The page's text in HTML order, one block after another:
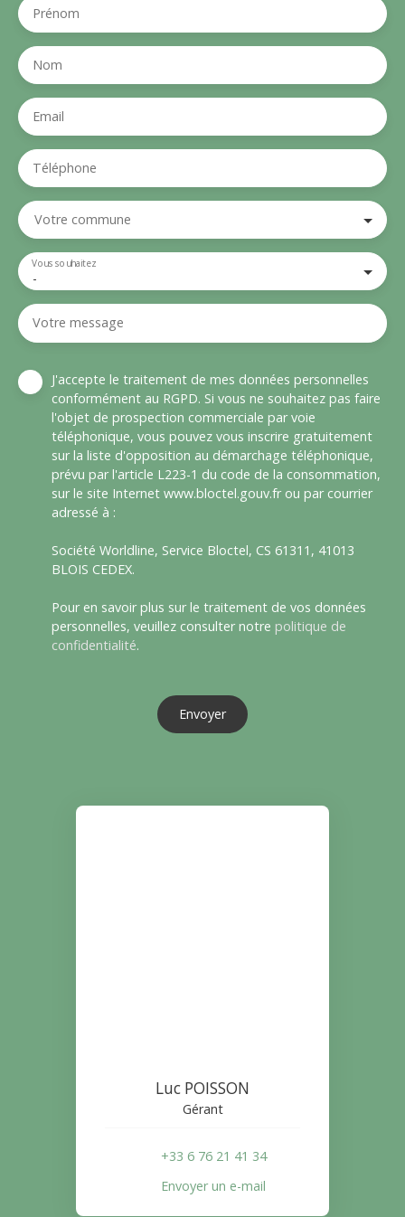
Prénom
Nom
Email
Téléphone
Votre commune
-
Vous souhaitez
Votre message
J'accepte le traitement de mes données personnelles
conformément au RGPD. Si vous ne souhaitez pas faire
l'objet de prospection commerciale par voie
téléphonique, vous pouvez vous inscrire gratuitement
sur la liste d'opposition au démarchage téléphonique,
prévu par l'article L223-1 du code de la consommation,
sur le site Internet www.bloctel.gouv.fr ou par courrier
adressé à :
Société Worldline, Service Bloctel, CS 61311, 41013
BLOIS CEDEX.
Pour en savoir plus sur le traitement de vos données
personnelles, veuillez consulter notre politique de
confidentialité.
Envoyer
Luc POISSON
Gérant
+33 6 76 21 41 34
Envoyer un e-mail